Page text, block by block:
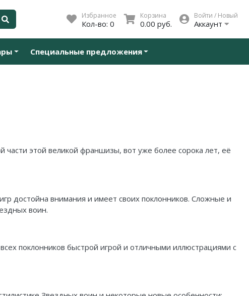
Избранное
Кол-во: 0
Корзина
0.00 руб.
Войти / Новый
Аккаунт
Специальные предложения
этой великой франшизы, вот уже более сорока лет, её
достойна внимания и имеет своих поклонников. Сложные и
воин.
поклонников быстрой игрой и отличными иллюстрациями с